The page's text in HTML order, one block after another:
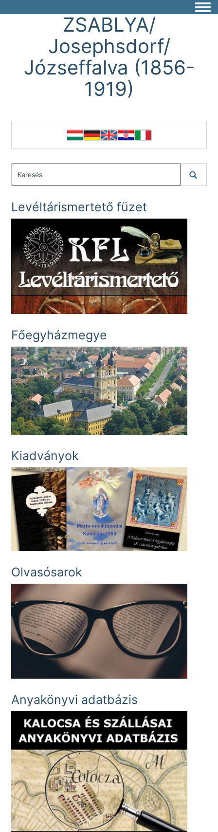
ZSABLYA/
Josephsdorf/
Józseffalva (1856-
1919)
Levéltárismertető füzet
Főegyházmegye
Kiadványok
Olvasósarok
Anyakönyvi adatbázis